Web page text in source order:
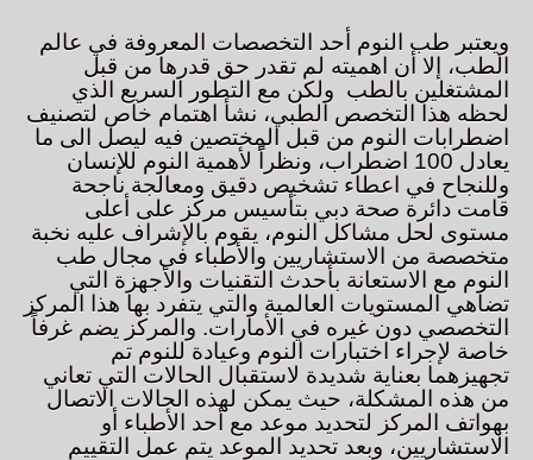
ويعتبر طب النوم أحد التخصصات المعروفة في عالم
الطب، إلا أن اهميته لم تقدر حق قدرها من قبل
المشتغلين بالطب ولكن مع التطور السريع الذي
لحظه هذا التخصص الطبي، نشأ اهتمام خاص لتصنيف
اضطرابات النوم من قبل المختصين فيه ليصل الى ما
يعادل 100 اضطراب، ونظراًً لأهمية النوم للإنسان
وللنجاح في اعطاء تشخيص دقيق ومعالجة ناجحة
قامت دائرة صحة دبي بتأسيس مركز على أعلى
مستوى لحل مشاكل النوم، يقوم بالإشراف عليه نخبة
متخصصة من الاستشاريين والأطباء في مجال طب
النوم مع الاستعانة بأحدث التقنيات والأجهزة التي
تضاهي المستويات العالمية والتي يتفرد بها هذا المركز
التخصصي دون غيره في الأمارات. والمركز يضم غرفاً
خاصة لإجراء اختبارات النوم وعيادة للنوم تم
تجهيزهما بعناية شديدة لاستقبال الحالات التي تعاني
من هذه المشكلة، حيث يمكن لهذه الحالات الاتصال
بهواتف المركز لتحديد موعد مع أحد الأطباء أو
الاستشاريين، وبعد تحديد الموعد يتم عمل التقييم